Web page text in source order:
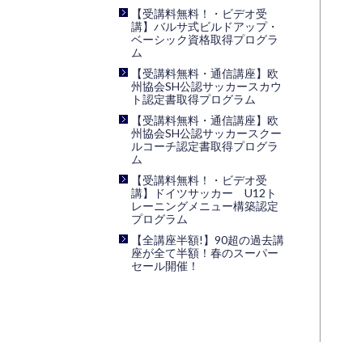
【受講料無料！・ビデオ受
講】バルサ式ビルドアップ・
ベーシック資格取得プログラ
ム
【受講料無料・通信講座】欧
州協会SH公認サッカースカウ
ト認定書取得プログラム
【受講料無料・通信講座】欧
州協会SH公認サッカースクー
ルコーチ認定書取得プログラ
ム
【受講料無料！・ビデオ受
講】ドイツサッカー U12ト
レーニングメニュー構築認定
プログラム
【全講座半額!】90超の過去講
座が全て半額！春のスーパー
セール開催！